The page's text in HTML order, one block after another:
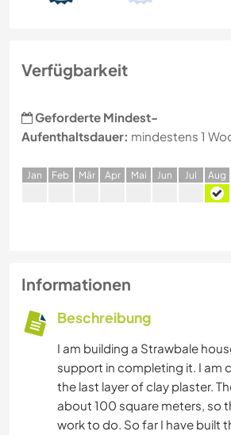
Verfügbarkeit
Geforderte Mindest-
Aufenthaltsdauer: mindestens 1
Jan Feb Mär Apr Mai Jun Jul Aug
Informationen
Beschreibung
I am building a Strawbale
support in completing it. I am
the last layer of clay plaster.
about 100 square meters, so
work to do. So far I have built